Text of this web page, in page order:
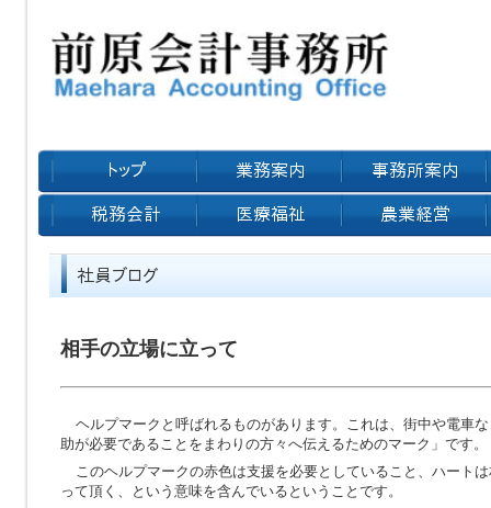
相手の立場に立って
ヘルプマークと呼ばれるものがあります。これは、街中や電車
助が必要であることをまわりの方々へ伝えるためのマーク」です。
このヘルプマークの赤色は支援を必要としていること、ハート
って頂く、という意味を含んでいるということです。